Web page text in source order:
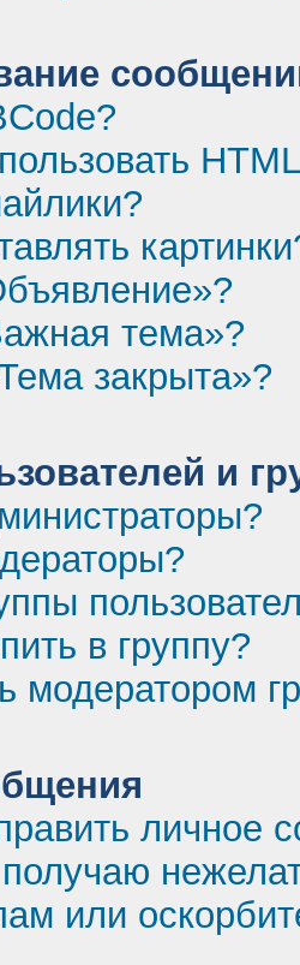
тема»?
закрыта»?
и
в группу?
модератором
личное
или